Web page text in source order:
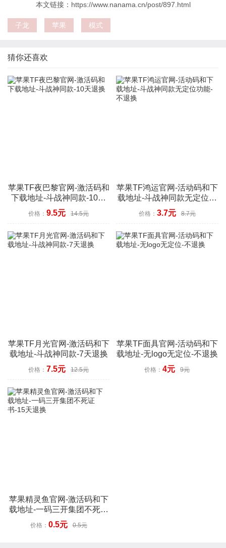
本文链接：https://www.nanama.cn/post/897.html
子龙 苹果 模式
猜你还喜欢
苹果TF夜巴黎官网-激活码和
下载地址-斗战神同款-10天
退换
价格：9.5元 14.5元
苹果TF鸿运官网-活动码和下
载地址-斗战神同款无定位功
能-不退换
价格： 3.7元 8.7元
苹果TF月光官网-激活码和下
载地址-斗战神同款-7天退换
价格： 7.5元 12.5元
苹果TF面具官网-活动码和下
载地址-无logo无定位-不退换
价格：4元 9元
苹果精灵鱼官网-激活码和下
载地址-一码三开集团不死证
书-15天退换
价格： 0.5元 0.5元